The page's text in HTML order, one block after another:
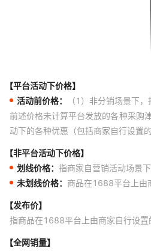
【平台活动下价格】
活动前价格：
（1）非分销场景下
前述价格未计算平台发放的各种采购
动下的各种优惠（包括商家自行设置
【非平台活动下价格】
划线价格： 指商家自营销活动场景
未划线价格： 商品在1688平台上由
【发布价】
指商品在1688平台上由商家自行设置
【全网销量】